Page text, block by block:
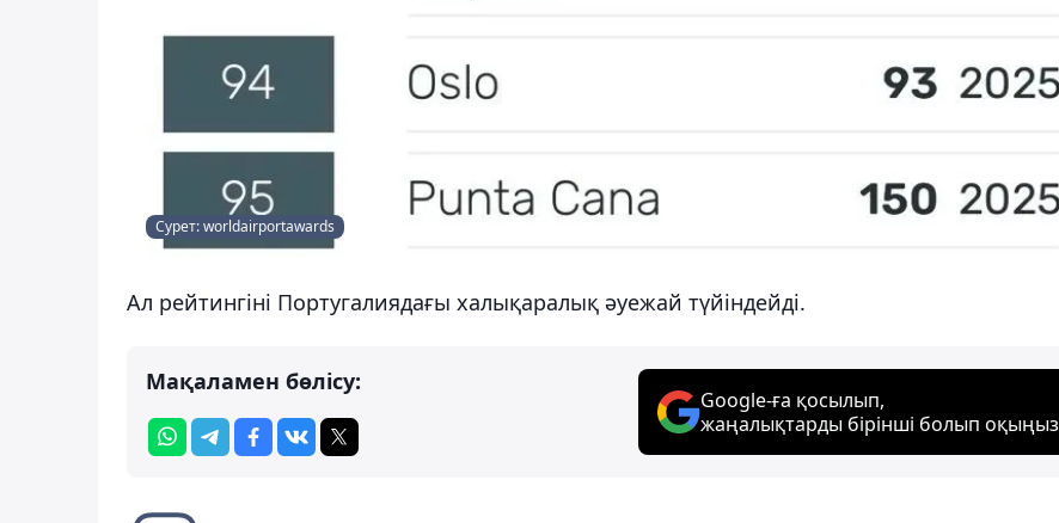
Сурет: worldairportawards
Ал рейтингіні Португалиядағы халықаралық әуежай түйіндейді.
Мақаламен бөлісу:
Google-ға қосылып,
жаңалықтарды бірінші болып оқыңыз